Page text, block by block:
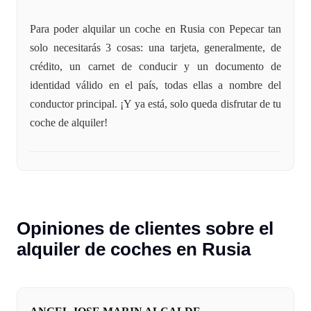
Para poder alquilar un coche en Rusia con Pepecar tan
solo necesitarás 3 cosas: una tarjeta, generalmente, de
crédito, un carnet de conducir y un documento de
identidad válido en el país, todas ellas a nombre del
conductor principal. ¡Y ya está, solo queda disfrutar de tu
coche de alquiler!
Opiniones de clientes sobre el
alquiler de coches en Rusia